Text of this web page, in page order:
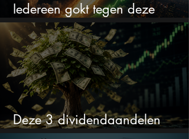
Iedereen gokt tegen deze
aandelen. Ik zou er juist 2
Deze 3 dividendaandelen